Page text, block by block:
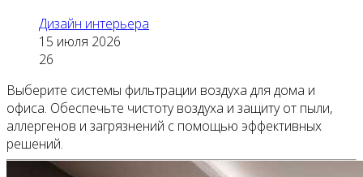
Дизайн интерьера
15 июля 2026
26
Выберите системы фильтрации воздуха для дома и
офиса. Обеспечьте чистоту воздуха и защиту от пыли,
аллергенов и загрязнений с помощью эффективных
решений.